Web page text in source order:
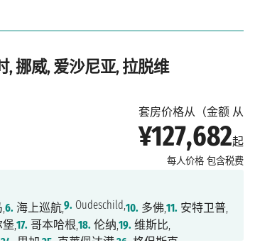
, 挪威, 爱沙尼亚, 拉脱维
套房价格从（金额 从
¥127,682起
每人价格 包含税费
,6. 海上巡航,9. Oudeschild,10. 多佛,11. 安特卫普,
堡,17. 哥本哈根,18. 伦纳,19. 维斯比,
24. 里加,25. 克莱佩达港,26. 格但斯克,